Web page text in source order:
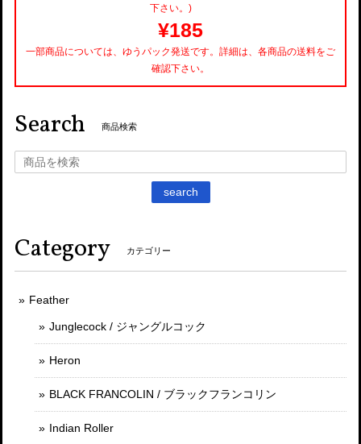
下さい。)
¥185
一部商品については、ゆうパック発送です。詳細は、各商品の送料をご
確認下さい。
Search 商品検索
search
Category カテゴリー
Feather
Junglecock / ジャングルコック
Heron
BLACK FRANCOLIN / ブラックフランコリン
Indian Roller